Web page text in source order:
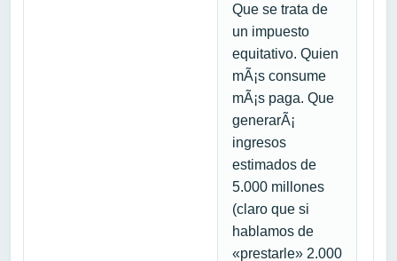
Que se trata de
un impuesto
equitativo. Quien
mÃ¡s consume
mÃ¡s paga. Que
generarÃ¡
ingresos
estimados de
5.000 millones
(claro que si
hablamos de
«prestarle» 2.000